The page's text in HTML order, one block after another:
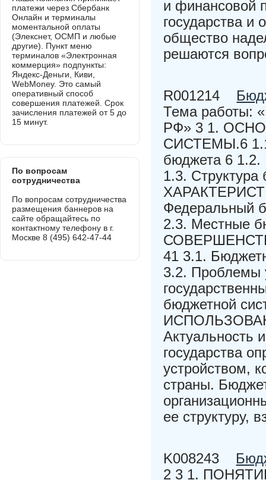
и финансовой
государства и
общество
решаются
R001214
Тема работы:
РФ» 3 1.
СИСТЕМЫ.6
бюджета 6 1.2.
1.3.
Федеральный
2.3. Местные
41 3.1.
3.2. Проблемы
бюджетной
Актуальность
государства
устройством,
страны.
ее структуру,
K008243
2 3 1.
платежи через Сбербанк
Онлайн и терминалы
моментальной оплаты
(Элекснет, ОСМП и любые
другие). Пункт меню
терминалов «Электронная
коммерция» подпункты:
Яндекс-Деньги, Киви,
WebMoney. Это самый
оперативный способ
совершения платежей. Срок
зачисления платежей от 5 до
15 минут.
По вопросам
сотрудничества
По вопросам сотрудничества
размещения баннеров на
сайте обращайтесь по
контактному телефону в г.
Москве 8 (495) 642-47-44